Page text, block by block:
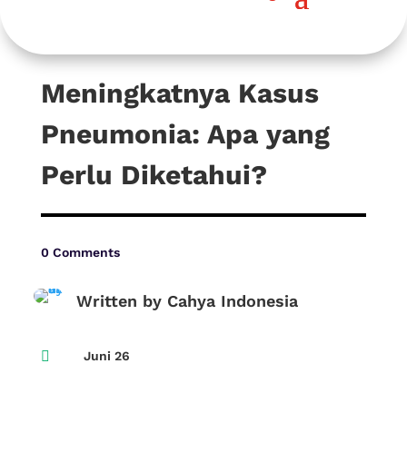
Meningkatnya Kasus
Pneumonia: Apa yang
Perlu Diketahui?
0 Comments
Written by Cahya Indonesia
 Juni 26